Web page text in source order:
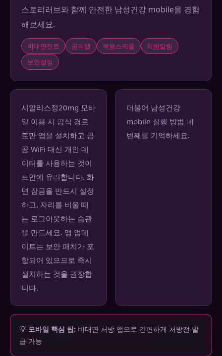
스토리러브와 함께 안전한 남성건강 mobile을 경험
해보세요.
비대면진료 공식앱 복용스케줄
처방알림
보안설정
시알리스정20mg 모바
일 이용 시 공식 경로
로만 앱을 설치하고 공
공 WiFi 대신 개인 데
이터를 사용하는 것이
보안에 유리합니다. 화
면 잠금을 반드시 설정
하고, 자리를 비울 때
는 로그아웃하는 습관
을 만드세요. 앱 업데
이트는 보안 패치가 포
함되어 있으므로 즉시
설치하는 것을 권장합
니다.
더불어 남성건강
mobile 실행 방법 네
번째를 기억하세요.
💡 모바일 핵심 팁: 비대면 처방 앱으로 간편하게 처방전 발
급 가능